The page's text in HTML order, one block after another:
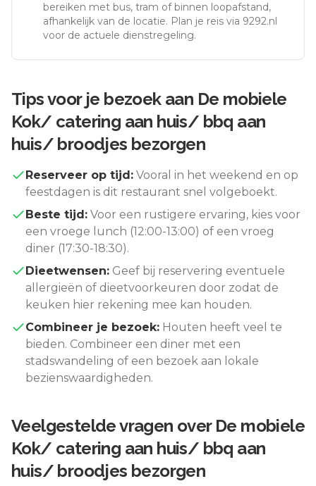
bereiken met bus, tram of binnen loopafstand,
afhankelijk van de locatie. Plan je reis via 9292.nl
voor de actuele dienstregeling.
Tips voor je bezoek aan De mobiele
Kok/ catering aan huis/ bbq aan
huis/ broodjes bezorgen
Reserveer op tijd: Vooral in het weekend en op
feestdagen is dit restaurant snel volgeboekt.
Beste tijd: Voor een rustigere ervaring, kies voor
een vroege lunch (12:00-13:00) of een vroeg
diner (17:30-18:30).
Dieetwensen: Geef bij reservering eventuele
allergieën of dieetvoorkeuren door zodat de
keuken hier rekening mee kan houden.
Combineer je bezoek: Houten heeft veel te
bieden. Combineer een diner met een
stadswandeling of een bezoek aan lokale
bezienswaardigheden.
Veelgestelde vragen over De mobiele
Kok/ catering aan huis/ bbq aan
huis/ broodjes bezorgen